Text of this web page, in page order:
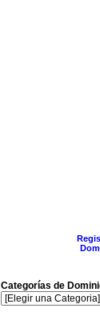
Categorías de